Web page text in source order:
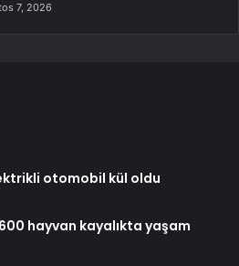
7, 2026
otomobil kül oldu
hayvan kayalıkta yaşam